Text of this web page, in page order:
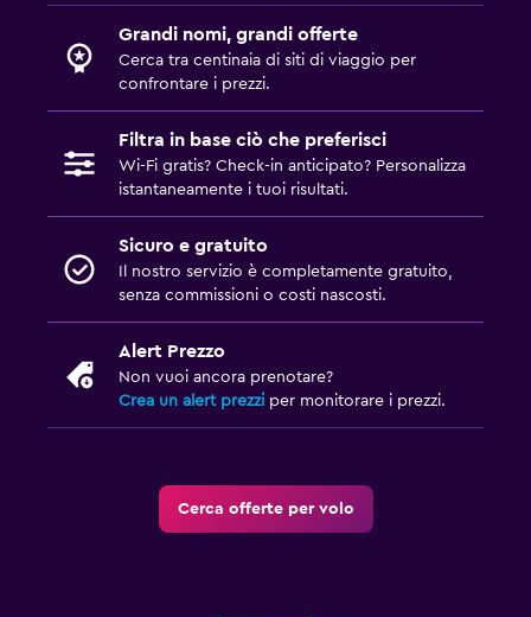
Grandi nomi, grandi offerte
Cerca tra centinaia di siti di viaggio per
confrontare i prezzi.
Filtra in base ciò che preferisci
Wi-Fi gratis? Check-in anticipato? Personalizza
istantaneamente i tuoi risultati.
Sicuro e gratuito
Il nostro servizio è completamente gratuito,
senza commissioni o costi nascosti.
Alert Prezzo
Non vuoi ancora prenotare?
Crea un alert prezzi per monitorare i prezzi.
Cerca offerte per volo